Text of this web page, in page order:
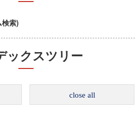
索)
ックスツリー
close all